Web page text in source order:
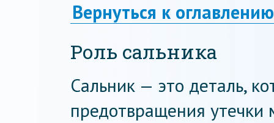
Вернуться к оглавлению
Роль сальника
Сальник — это деталь,
предотвращения утечки